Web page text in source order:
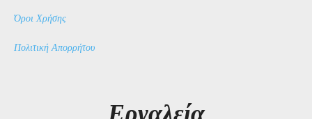
Όροι Χρήσης
Πολιτική Απορρήτου